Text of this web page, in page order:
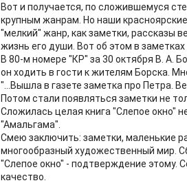
Вот и получается, по сложившемуся
крупным жанрам. Но наши
"мелкий" жанр, как заметки, рассказы
жизнь его души. Вот об этом в
В 80-м номере "КР" за 30 октября В. А.
он ходить в гости к жителям Борска.
"...Вышла в газете заметка про Петра.
Потом стали появляться заметки не
Сложилась целая книга "Слепое окно"
"Амальгама".
Смею заключить: заметки, маленькие
многообразный художественный мир.
"Слепое окно" - подтверждение этому.
качество.